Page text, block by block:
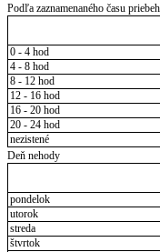
Podľa zaznamenaného času
0 - 4 hod
4 - 8 hod
8 - 12 hod
12 - 16 hod
16 - 20 hod
20 - 24 hod
nezistené
Deň nehody
pondelok
utorok
streda
štvrtok